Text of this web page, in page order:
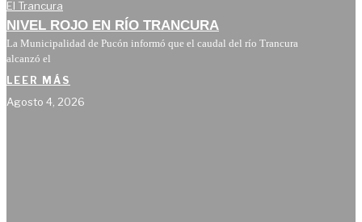
El Trancura
NIVEL ROJO EN RÍO TRANCURA
La Municipalidad de Pucón informó que el caudal del río Trancura
alcanzó el
LEER MÁS
Agosto 4, 2026